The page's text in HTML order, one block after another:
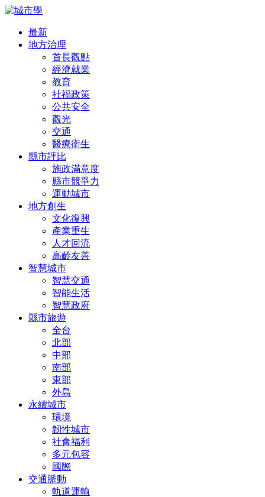
最新
地方治理
首長觀點
經濟就業
教育
社福政策
公共安全
觀光
交通
醫療衛生
縣市評比
施政滿意度
縣市競爭力
運動城市
地方創生
文化復興
產業重生
人才回流
高齡友善
智慧城市
智慧交通
智能生活
智慧政府
縣市旅遊
全台
北部
中部
南部
東部
外島
永續城市
環境
韌性城市
社會福利
多元包容
國際
交通脈動
軌道運輸